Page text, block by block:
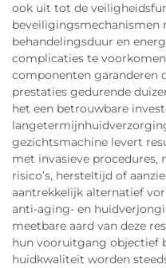
ook uit tot de
behandelingsduur en
complicaties te
componenten garanderen
prestaties gedurende
het een betrouwbare
gezichtsmachine levert
met invasieve procedures,
risico’s, hersteltijd of
aantrekkelijk alternatief
anti-aging- en
meetbare aard van deze
hun vooruitgang objectief
huidkwaliteit worden